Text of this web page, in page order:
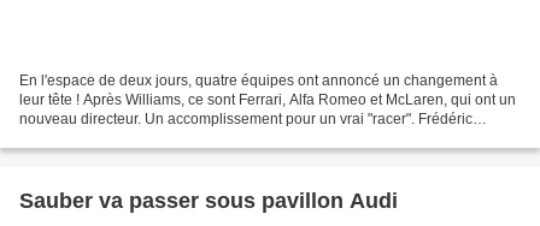
En l'espace de deux jours, quatre équipes ont annoncé un changement à
leur tête ! Après Williams, ce sont Ferrari, Alfa Romeo et McLaren, qui ont un
nouveau directeur. Un accomplissement pour un vrai "racer". Frédéric
Sauber va passer sous pavillon Audi